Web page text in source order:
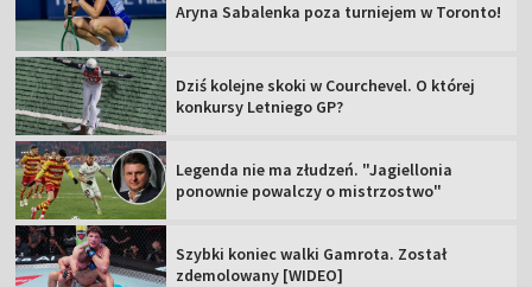
Aryna Sabalenka poza turniejem w Toronto!
Dziś kolejne skoki w Courchevel. O której
konkursy Letniego GP?
Legenda nie ma złudzeń. "Jagiellonia
ponownie powalczy o mistrzostwo"
Szybki koniec walki Gamrota. Został
zdemolowany [WIDEO]